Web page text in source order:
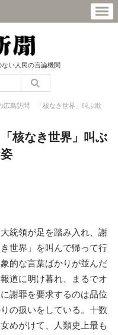
い人民の言論機関
広島訪問 「核なき世界」叫ぶ欺
核なき世界」叫ぶ
統領が足を踏み入れ、謝
世界」を叫んで帰って行
的な言葉ばかりが並んだ
道に明け暮れ、まるでオ
謝罪を要求するのは品位
の扱いをしている。十数
めがけて、人類史上最も